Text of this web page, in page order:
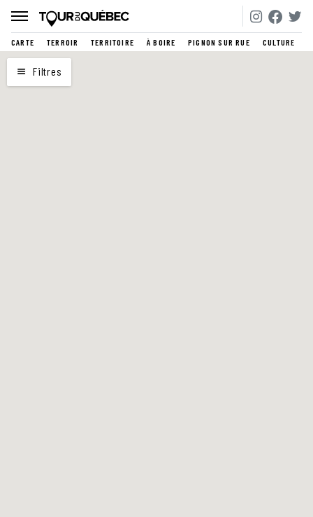
CARTE TERROIR TERRITOIRE À BOIRE PIGNON SUR RUE CULTURE
CARTE
Filtres